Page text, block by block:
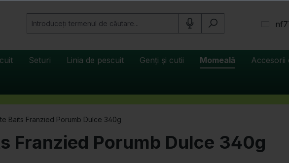
Seturi Linia de pescuit Genți și cutii Momeală Accesorii
Baits Franzied Porumb Dulce 340g
Franzied Porumb Dulce 340g